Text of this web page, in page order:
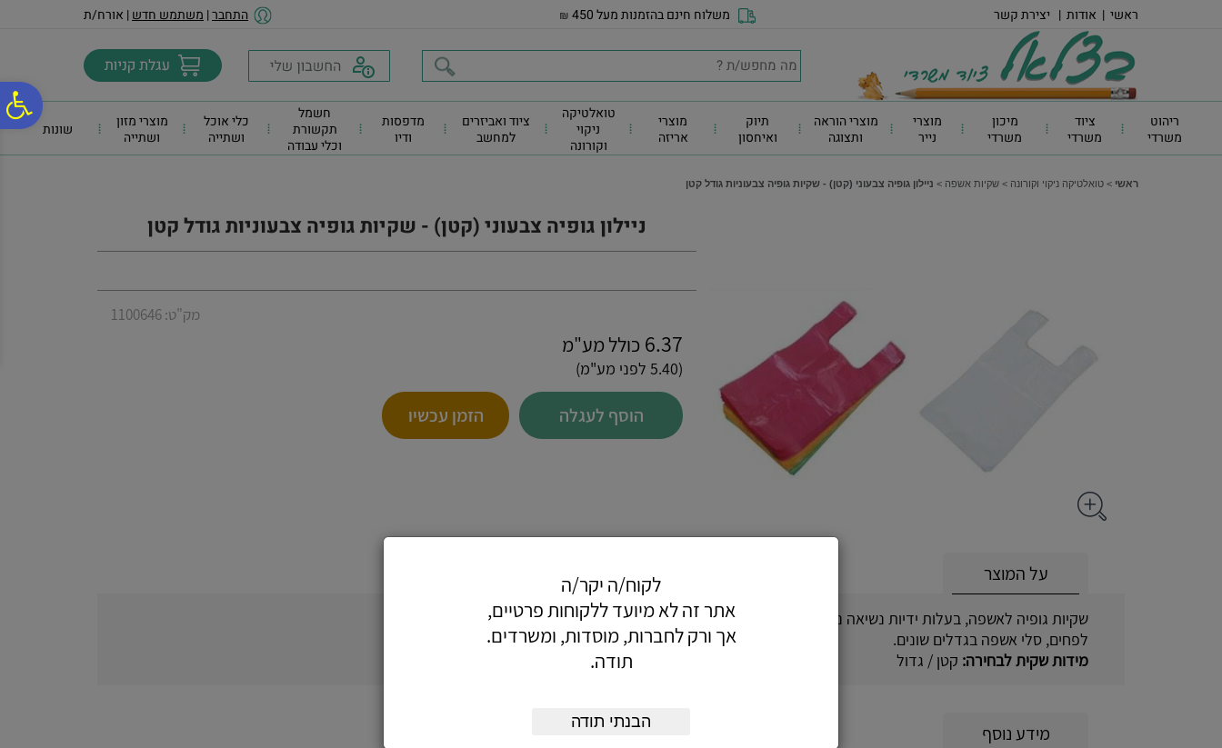
נגישות
אתר
המרכזי
ראשי | אודות | יצירת קשר משלוח חינם בהזמנות מעל 450 ₪ התחבר| משתמש חדש| אורח/ת
ריהוט
משרדי
ציוד
משרדי
מיכון
משרדי
מוצרי
נייר
מוצרי הוראה
ותצוגה
תיוק
ואיחסון
מוצרי
אריזה
טואלטיקה
ניקוי
וקורונה
ציוד ואביזרים
למחשב
מדפסות
ודיו
חשמל
תקשורת
וכלי עבודה
כלי אוכל
ושתייה
מוצרי מזון
ושתייה
שונות
ראשי > טואלטיקה ניקוי וקורונה > שקיות אשפה > ניילון גופיה צבעוני (קטן) - שקיות גופיה צבעוניות גודל קטן
ניילון גופיה צבעוני (קטן) - שקיות גופיה צבעוניות גודל קטן
מק"ט: 1100646
6.37 כולל מע"מ
(5.40 לפני מע"מ)
הוסף לעגלה הזמן עכשיו
על המוצר
שקיות גופיה לאשפה, בעלות ידיות נשיאה נוחות וחזקות.
לפחים, סלי אשפה בגדלים שונים.
מידות שקית לבחירה: קטן / גדול
מידע נוסף
לקוח/ה יקר/ה
אתר זה לא מיועד ללקוחות פרטיים,
אך ורק לחברות, מוסדות, ומשרדים.
תודה.
הבנתי תודה